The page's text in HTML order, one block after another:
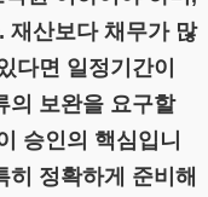
재산보다 채무가 많
다면 일정기간이
의 보완을 요구할
승인의 핵심입니
정확하게 준비해